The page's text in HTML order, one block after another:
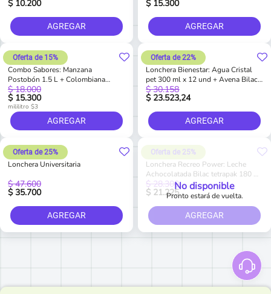
$ 10.200
AGREGAR
$ 15.300
AGREGAR
Combo Sabores: Manzana
Postobón 1.5 L + Colombiana
Postobón 1.5 L + Uva Postobón 1.5
L + Naranja Postobón 1.5 L
$ 15.300
$ 18.000
Oferta de 15%
mililitro $3
AGREGAR
Lonchera Bienestar: Agua Cristal
pet 300 ml x 12 und + Avena Bilac
tetrapak 180 ml x 6 und + Hit
surtido balance tetrapak 200 ml x 6
$ 23.523,24
$ 30.158
Oferta de 22%
AGREGAR
Lonchera Universitaria
$ 35.700
$ 47.600
Oferta de 25%
AGREGAR
Lonchera Recreo Power: Leche
Achocolatada Bilac tetrapak 180 ml
x 6 und + Natu Malta pet 200 ml x 6
und + Hit surtido tetrapak 200 ml
$ 21.225
$ 28.300
Oferta de 25%
No disponible
Pronto estará de vuelta.
AGREGAR